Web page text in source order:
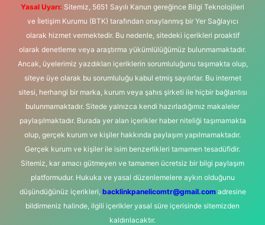
Yasal Uyarı: Sitemiz, 5651 Sayılı Kanun gereğince Bilgi Teknolojileri
ve İletişim Kurumu (BTK) tarafından onaylanmış bir Yer Sağlayıcı
olarak hizmet vermektedir. Bu nedenle, sitedeki içerikleri proaktif
olarak denetleme veya araştırma yükümlülüğümüz bulunmamaktadır.
Ancak, üyelerimiz yazdıkları içeriklerin sorumluluğunu taşımakta olup,
siteye üye olarak bu sorumluluğu kabul etmiş sayılırlar. Bu internet
sitesi, herhangi bir marka, kurum veya şahıs şirketi ile hiçbir bağlantısı
bulunmamaktadır. Sitede yalnızca kendi hazırladığımız makaleler
paylaşılmaktadır. Burada yer alan içerikler haber niteliği taşımamakta
olup, gerçek kurum ve kişiler hakkında paylaşım yapılmamaktadır.
Gerçek kurum ve kişiler ile isim benzerlikleri tamamen tesadüfidir.
Sitemiz, kar amacı gütmeyen ve tamamen ücretsiz bir bilgi paylaşım
platformudur. Hukuka ve yasal düzenlemelere aykırı olduğunu
düşündüğünüz içerikleri, backlinkpanelicomtr@gmail.comadresine
bildirmeniz halinde, ilgili içerikler yasal süre içerisinde sitemizden
kaldırılacaktır.